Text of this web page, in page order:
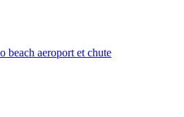
beach aeroport et chute